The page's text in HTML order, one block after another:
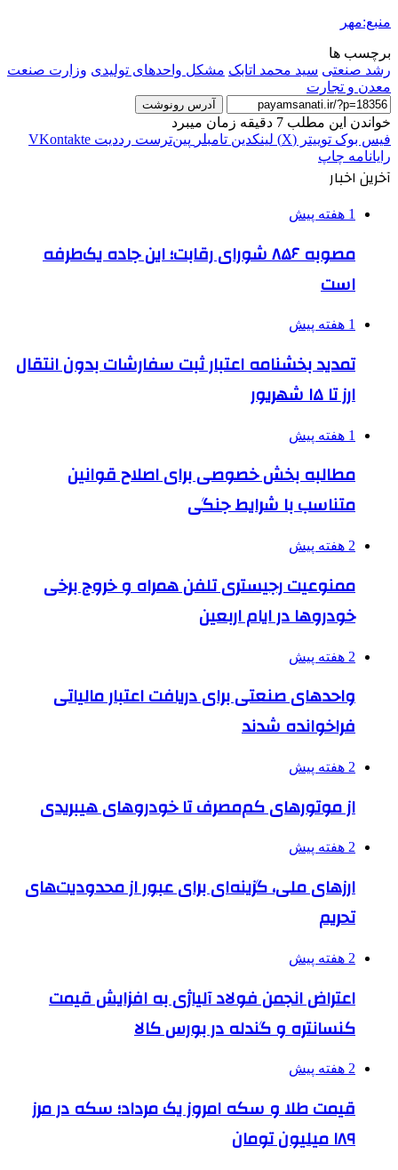
منبع:مهر
برچسب ها
رشد صنعتی سید محمد اتابک مشکل واحدهای تولیدی وزارت صنعت
معدن و تجارت
آدرس رونوشت
خواندن این مطلب 7 دقیقه زمان میبرد
فیس بوک توییتر (X) لینکدین ‫تامبلر ‫پین‌ترست ‫رددیت ‫VKontakte
رایانامه چاپ
آخرین اخبار
1 هفته پیش
مصوبه ۸۵۶ شورای رقابت؛ این جاده یک‌طرفه
است
1 هفته پیش
تمدید بخشنامه اعتبار ثبت سفارشات بدون انتقال
ارز تا ۱۵ شهریور
1 هفته پیش
مطالبه بخش خصوصی برای اصلاح قوانین
متناسب با شرایط جنگی
2 هفته پیش
ممنوعیت رجیستری تلفن همراه و خروج برخی
خودروها در ایام اربعین
2 هفته پیش
واحدهای صنعتی برای دریافت اعتبار مالیاتی
فراخوانده شدند
2 هفته پیش
از موتورهای کم‌مصرف تا خودروهای هیبریدی
2 هفته پیش
ارزهای ملی، گزینه‌ای برای عبور از محدودیت‌های
تحریم
2 هفته پیش
اعتراض انجمن فولاد آلیاژی به افزایش قیمت
کنسانتره و گندله در بورس کالا
2 هفته پیش
قیمت طلا و سکه امروز یک مرداد؛ سکه در مرز
۱۸۹ میلیون تومان